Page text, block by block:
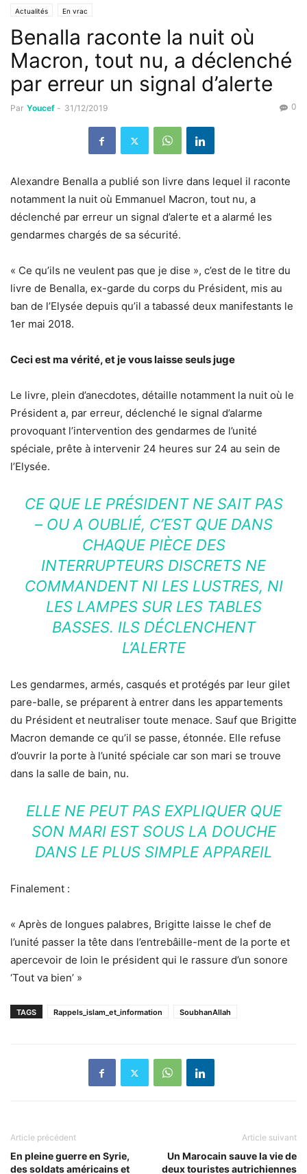
Actualités En vrac
Benalla raconte la nuit où
Macron, tout nu, a déclenché
par erreur un signal d’alerte
Par Youcef - 31/12/2019 0
Alexandre Benalla a publié son livre dans lequel il raconte
notamment la nuit où Emmanuel Macron, tout nu, a
déclenché par erreur un signal d’alerte et a alarmé les
gendarmes chargés de sa sécurité.
« Ce qu’ils ne veulent pas que je dise », c’est de le titre du
livre de Benalla, ex-garde du corps du Président, mis au
ban de l’Elysée depuis qu’il a tabassé deux manifestants le
1er mai 2018.
Ceci est ma vérité, et je vous laisse seuls juge
Le livre, plein d’anecdotes, détaille notamment la nuit où le
Président a, par erreur, déclenché le signal d’alarme
provoquant l’intervention des gendarmes de l’unité
spéciale, prête à intervenir 24 heures sur 24 au sein de
l’Elysée.
CE QUE LE PRÉSIDENT NE SAIT PAS
– OU A OUBLIÉ, C’EST QUE DANS
CHAQUE PIÈCE DES
INTERRUPTEURS DISCRETS NE
COMMANDENT NI LES LUSTRES, NI
LES LAMPES SUR LES TABLES
BASSES. ILS DÉCLENCHENT
L’ALERTE
Les gendarmes, armés, casqués et protégés par leur gilet
pare-balle, se préparent à entrer dans les appartements
du Président et neutraliser toute menace. Sauf que Brigitte
Macron demande ce qu’il se passe, étonnée. Elle refuse
d’ouvrir la porte à l’unité spéciale car son mari se trouve
dans la salle de bain, nu.
ELLE NE PEUT PAS EXPLIQUER QUE
SON MARI EST SOUS LA DOUCHE
DANS LE PLUS SIMPLE APPAREIL
Finalement :
« Après de longues palabres, Brigitte laisse le chef de
l’unité passer la tête dans l’entrebâille-ment de la porte et
apercevoir de loin le président qui le rassure d’un sonore
‘Tout va bien’ »
TAGS Rappels_islam_et_information SoubhanAllah
Article précédent
En pleine guerre en Syrie,
des soldats américains et
Article suivant
Un Marocain sauve la vie de
deux touristes autrichiennes